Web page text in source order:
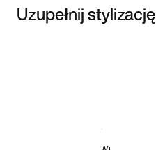
Uzupełnij stylizację